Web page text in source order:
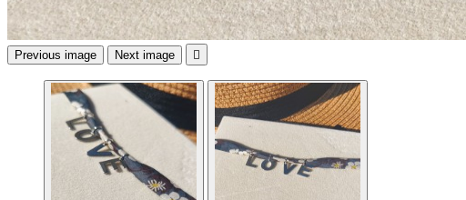
Previous image Next image 